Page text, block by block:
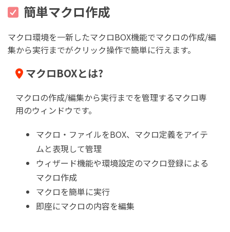
簡単マクロ作成
マクロ環境を一新したマクロBOX機能でマクロの作成/編
集から実行までがクリック操作で簡単に行えます。
マクロBOXとは?
マクロの作成/編集から実行までを管理するマクロ専
用のウィンドウです。
マクロ・ファイルをBOX、マクロ定義をアイテ
ムと表現して管理
ウィザード機能や環境設定のマクロ登録による
マクロ作成
マクロを簡単に実行
即座にマクロの内容を編集